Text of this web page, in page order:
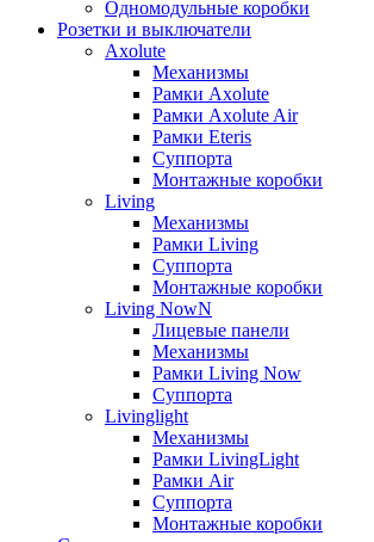
Одномодульные коробки
Розетки и выключатели
Axolute
Механизмы
Рамки Axolute
Рамки Axolute Air
Рамки Eteris
Суппорта
Монтажные коробки
Living
Механизмы
Рамки Living
Суппорта
Монтажные коробки
Living NowN
Лицевые панели
Механизмы
Рамки Living Now
Суппорта
Livinglight
Механизмы
Рамки LivingLight
Рамки Air
Суппорта
Монтажные коробки